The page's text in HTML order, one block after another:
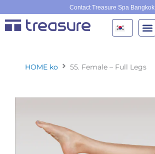
텐
츠
Contact Treasure Spa Bangkok
HOME ko 55. Female – Full Legs